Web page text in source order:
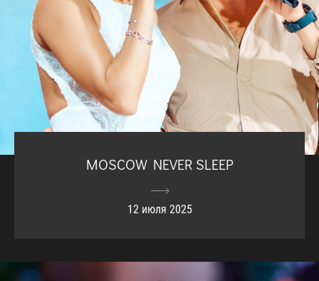
MOSCOW NEVER SLEEP
12 июля 2025